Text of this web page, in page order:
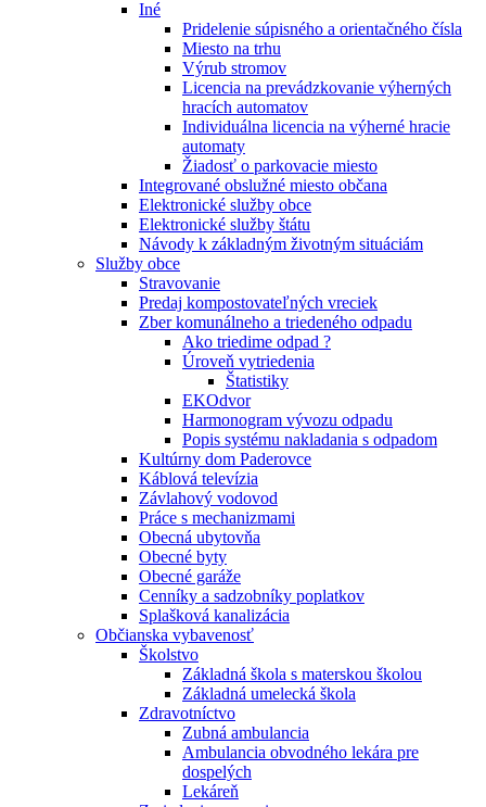
Iné
Pridelenie súpisného a orientačného čísla
Miesto na trhu
Výrub stromov
Licencia na prevádzkovanie výherných
hracích automatov
Individuálna licencia na výherné hracie
automaty
Žiadosť o parkovacie miesto
Integrované obslužné miesto občana
Elektronické služby obce
Elektronické služby štátu
Návody k základným životným situáciám
Služby obce
Stravovanie
Predaj kompostovateľných vreciek
Zber komunálneho a triedeného odpadu
Ako triedime odpad ?
Úroveň vytriedenia
Štatistiky
EKOdvor
Harmonogram vývozu odpadu
Popis systému nakladania s odpadom
Kultúrny dom Paderovce
Káblová televízia
Závlahový vodovod
Práce s mechanizmami
Obecná ubytovňa
Obecné byty
Obecné garáže
Cenníky a sadzobníky poplatkov
Splašková kanalizácia
Občianska vybavenosť
Školstvo
Základná škola s materskou školou
Základná umelecká škola
Zdravotníctvo
Zubná ambulancia
Ambulancia obvodného lekára pre
dospelých
Lekáreň